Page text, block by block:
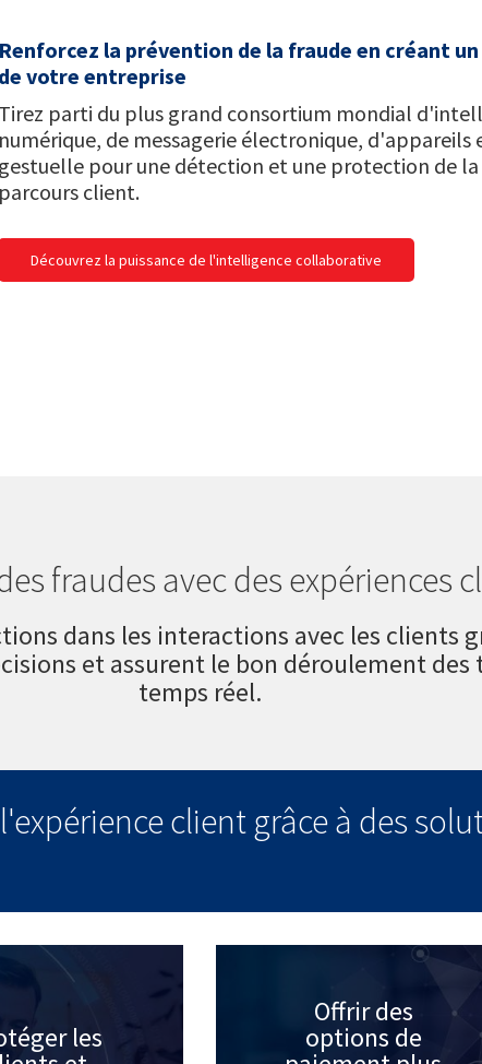
Renforcez la prévention de la fraude en créant
de votre entreprise
Tirez parti du plus grand consortium mondial
numérique, de messagerie électronique,
gestuelle pour une détection et une protection de
parcours client.
Découvrez la puissance de l'intelligence collaborative
fraudes avec des expériences
dans les interactions avec les clients
et assurent le bon déroulement
temps réel.
client grâce à des
les
Offrir des
options de